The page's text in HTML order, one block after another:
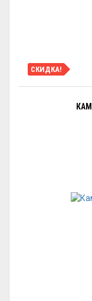
СКИДКА!